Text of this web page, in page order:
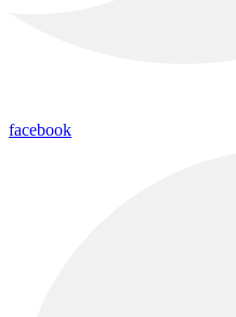
facebook